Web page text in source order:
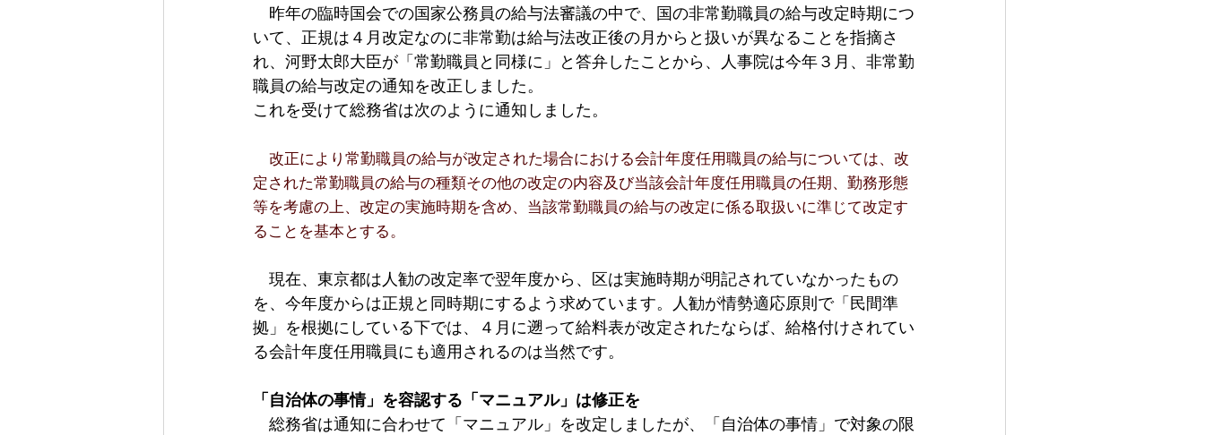
昨年の臨時国会での国家公務員の給与法審議の中で、国の非常勤職員の給与改定時期につ
いて、正規は４月改定なのに非常勤は給与法改正後の月からと扱いが異なることを指摘さ
れ、河野太郎大臣が「常勤職員と同様に」と答弁したことから、人事院は今年３月、非常勤
職員の給与改定の通知を改正しました。
これを受けて総務省は次のように通知しました。
改正により常勤職員の給与が改定された場合における会計年度任用職員の給与については、改
定された常勤職員の給与の種類その他の改定の内容及び当該会計年度任用職員の任期、勤務形態
等を考慮の上、改定の実施時期を含め、当該常勤職員の給与の改定に係る取扱いに準じて改定す
ることを基本とする。
現在、東京都は人勧の改定率で翌年度から、区は実施時期が明記されていなかったもの
を、今年度からは正規と同時期にするよう求めています。人勧が情勢適応原則で「民間準
拠」を根拠にしている下では、４月に遡って給料表が改定されたならば、給格付けされてい
る会計年度任用職員にも適用されるのは当然です。
「自治体の事情」を容認する「マニュアル」は修正を
総務省は通知に合わせて「マニュアル」を改定しましたが、「自治体の事情」で対象の限